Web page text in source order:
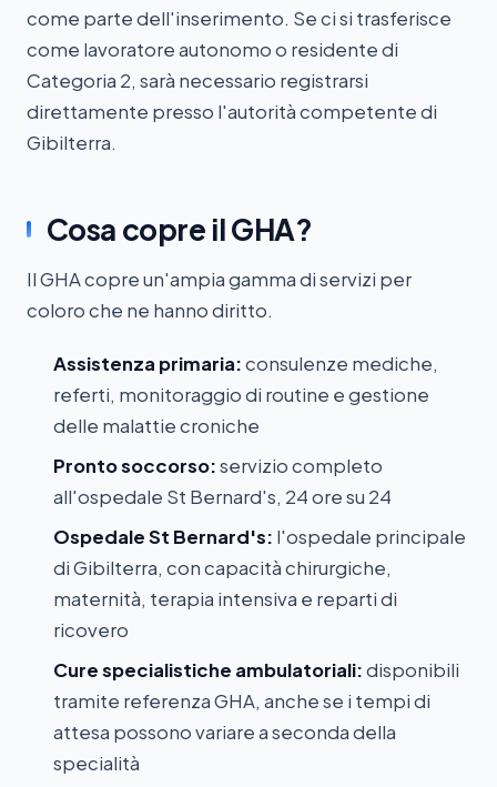
come parte dell'inserimento. Se ci si trasferisce
come lavoratore autonomo o residente di
Categoria 2, sarà necessario registrarsi
direttamente presso l'autorità competente di
Gibilterra.
Cosa copre il GHA?
Il GHA copre un'ampia gamma di servizi per
coloro che ne hanno diritto.
Assistenza primaria:consulenze mediche,
referti, monitoraggio di routine e gestione
delle malattie croniche
Pronto soccorso:servizio completo
all'ospedale St Bernard's, 24 ore su 24
Ospedale St Bernard's: l'ospedale principale
di Gibilterra, con capacità chirurgiche,
maternità, terapia intensiva e reparti di
ricovero
Cure specialistiche ambulatoriali:disponibili
tramite referenza GHA, anche se i tempi di
attesa possono variare a seconda della
specialità